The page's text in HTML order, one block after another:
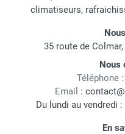
climatiseurs,
35 route de
Nous
Téléphone :
Email :
Du lundi au vendredi
En